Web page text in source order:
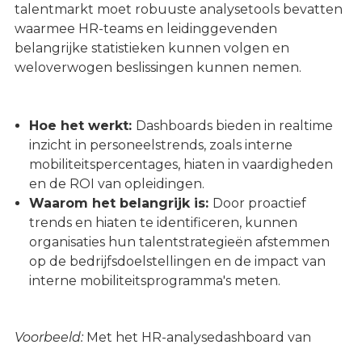
talentmarkt moet robuuste analysetools bevatten
waarmee HR-teams en leidinggevenden
belangrijke statistieken kunnen volgen en
weloverwogen beslissingen kunnen nemen.
Hoe het werkt: Dashboards bieden in realtime
inzicht in personeelstrends, zoals interne
mobiliteitspercentages, hiaten in vaardigheden
en de ROI van opleidingen.
Waarom het belangrijk is: Door proactief
trends en hiaten te identificeren, kunnen
organisaties hun talentstrategieën afstemmen
op de bedrijfsdoelstellingen en de impact van
interne mobiliteitsprogramma's meten.
Voorbeeld: Met het HR-analysedashboard van